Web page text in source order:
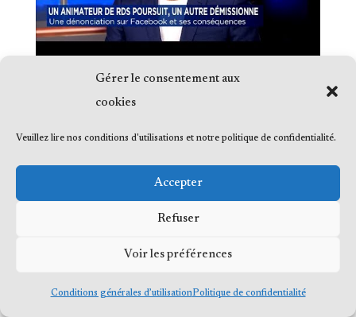
Gérer le consentement aux
cookies
Veuillez lire nos conditions d'utilisations et notre politique de confidentialité.
Accepter
Refuser
Voir les préférences
Conditions générales d’utilisationPolitique de confidentialité